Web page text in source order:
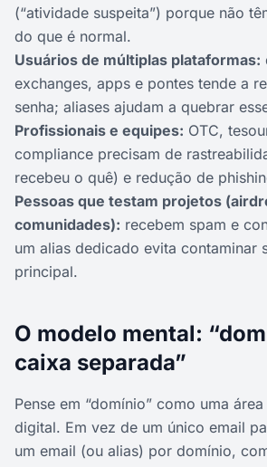
(“atividade suspeita”) porque não
do que é normal.
Usuários de múltiplas plataformas:
exchanges, apps e pontes tende a
senha; aliases ajudam a quebrar
Profissionais e equipes: OTC,
compliance precisam de
recebeu o quê) e redução de
Pessoas que testam projetos
comunidades): recebem spam e
um alias dedicado evita contaminar
principal.
O modelo mental:
caixa separada”
Pense em “domínio” como uma
digital. Em vez de um único email
um email (ou alias) por domínio,